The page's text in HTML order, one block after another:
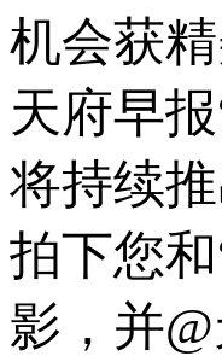
机会获
天府早
将持续
拍下您
影，并